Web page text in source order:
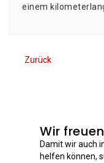
einem
Zurück
Wir
Damit wir auch
helfen können,